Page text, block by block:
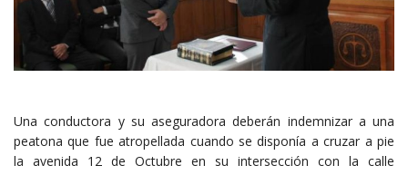
Una conductora y su aseguradora deberán indemnizar a una
peatona que fue atropellada cuando se disponía a cruzar a pie
la avenida 12 de Octubre en su intersección con la calle